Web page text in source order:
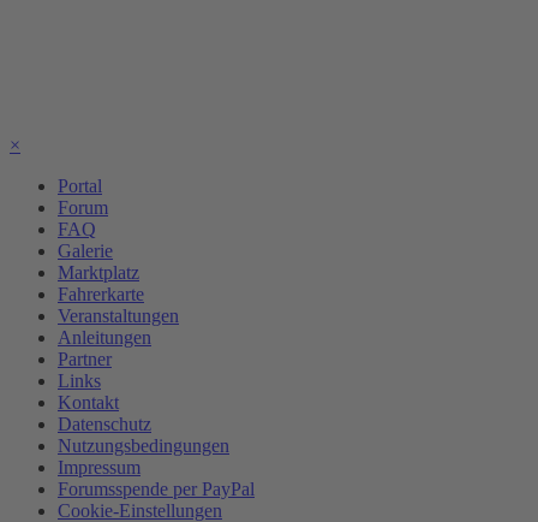
×
Portal
Forum
FAQ
Galerie
Marktplatz
Fahrerkarte
Veranstaltungen
Anleitungen
Partner
Links
Kontakt
Datenschutz
Nutzungsbedingungen
Impressum
Forumsspende per PayPal
Cookie-Einstellungen